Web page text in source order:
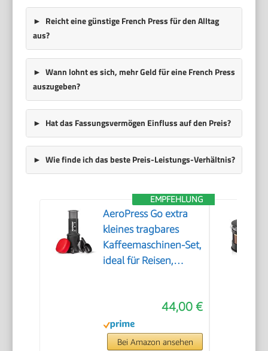
Reicht eine günstige French Press für den Alltag
aus?
Wann lohnt es sich, mehr Geld für eine French Press
auszugeben?
Hat das Fassungsvermögen Einfluss auf den Preis?
Wie finde ich das beste Preis-Leistungs-Verhältnis?
EMPFEHLUNG
AeroPress Go extra
kleines tragbares
Kaffeemaschinen-Set,
ideal für Reisen,
Press, manuelle
Espresso- & Pour-
Over-
44,00 €
Bei Amazon ansehen